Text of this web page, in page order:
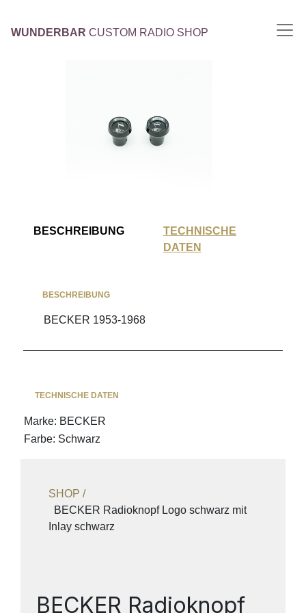
WUNDERBAR CUSTOM RADIO SHOP
BESCHREIBUNG
TECHNISCHE
DATEN
BESCHREIBUNG
BECKER 1953-1968
TECHNISCHE DATEN
Marke: BECKER
Farbe: Schwarz
SHOP /
BECKER Radioknopf Logo schwarz mit
Inlay schwarz
BECKER Radioknopf